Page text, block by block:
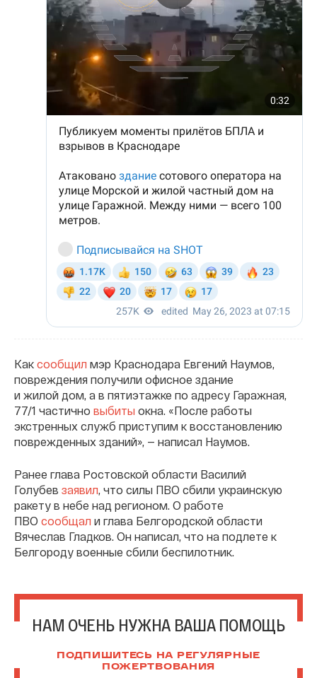
Как сообщил мэр Краснодара Евгений Наумов,
повреждения получили офисное здание
и жилой дом, а в пятиэтажке по адресу Гаражная,
77/1 частично выбиты окна. «После работы
экстренных служб приступим к восстановлению
поврежденных зданий», — написал Наумов.
Ранее глава Ростовской области Василий
Голубев заявил, что силы ПВО сбили украинскую
ракету в небе над регионом. О работе
ПВО сообщал и глава Белгородской области
Вячеслав Гладков. Он написал, что на подлете к
Белгороду военные сбили беспилотник.
НАМ ОЧЕНЬ НУЖНА ВАША ПОМОЩЬ
ПОДПИШИТЕСЬ НА РЕГУЛЯРНЫЕ
ПОЖЕРТВОВАНИЯ